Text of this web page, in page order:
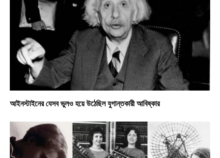
আইনস্টাইনের যেসব ভুলও হয়ে উঠেছিল যুগান্তকারী আবিষ্কার